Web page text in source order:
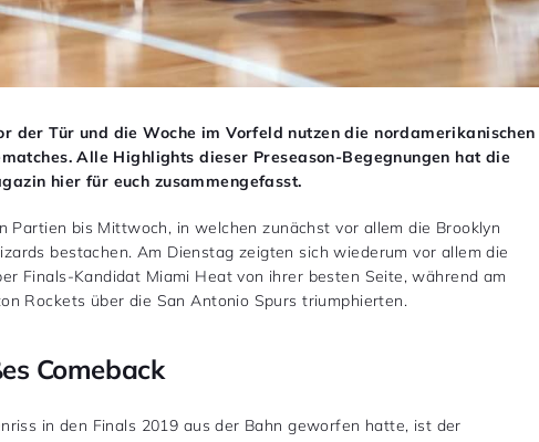
der Tür und die Woche im Vorfeld nutzen die nordamerikanischen
Alle Highlights dieser Preseason-Begegnungen hat die
hier für euch zusammengefasst.
Partien bis Mittwoch, in welchen zunächst vor allem die Brooklyn
bestachen. Am Dienstag zeigten sich wiederum vor allem die
Finals-Kandidat Miami Heat von ihrer besten Seite, während am
Rockets über die San Antonio Spurs triumphierten.
Comeback
in den Finals 2019 aus der Bahn geworfen hatte, ist der